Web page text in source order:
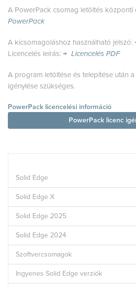
Solid Edge
Solid Edge X
Solid Edge 2025
Solid Edge 2024
Szoftvercsomagok
Ingyenes Solid Edge verziók
A PowerPack csomag letöltés központi
PowerPack
A kicsomagoláshoz használható
Licencelés leírás: → Licencelés PDF
A program letöltése és telepítése után
igénylése szükséges.
PowerPack licencelési információ
PowerPack licenc